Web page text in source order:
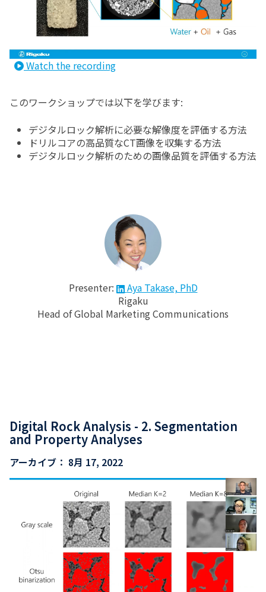
Watch the recording
このワークショップでは以下を学びます:
デジタルロック解析に必要な解像度を評価する方法
ドリルコアの高品質なCT画像を収集する方法
デジタルロック解析のための画像品質を評価する方法
Presenter:
Aya Takase, PhD
Rigaku
Head of Global Marketing Communications
Digital Rock Analysis - 2. Segmentation
and Property Analyses
アーカイブ： 8月 17, 2022